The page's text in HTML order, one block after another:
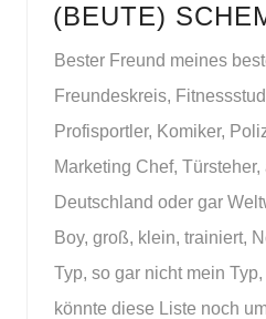
(BEUTE)
Bester Freund meines
Freundeskreis,
Profisportler, Komiker,
Marketing Chef,
Deutschland oder gar
Boy, groß, klein, trainiert,
Typ, so gar nicht mein
könnte diese Liste noch